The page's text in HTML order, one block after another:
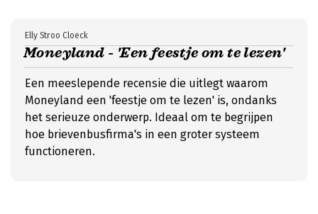
Moneyland - 'Een feestje om te lezen'
Elly Stroo Cloeck
Een meeslepende recensie die uitlegt waarom
Moneyland een 'feestje om te lezen' is, ondanks
het serieuze onderwerp. Ideaal om te begrijpen
hoe brievenbusfirma's in een groter systeem
functioneren.